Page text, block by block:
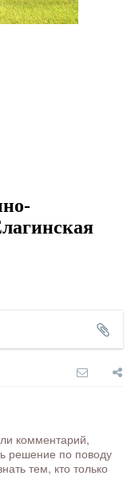
комментарий,
решение по поводу
тем, кто только